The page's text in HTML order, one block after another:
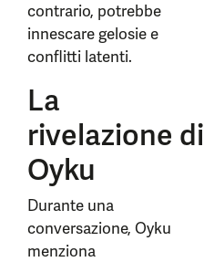
contrario, potrebbe
innescare gelosie e
conflitti latenti.
La
rivelazione di
Oyku
Durante una
conversazione, Oyku
menziona